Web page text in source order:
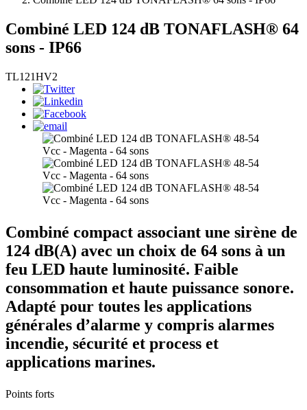
Combiné LED 124 dB TONAFLASH® 64
sons - IP66
TL121HV2
Combiné compact associant une sirène de
124 dB(A) avec un choix de 64 sons à un
feu LED haute luminosité. Faible
consommation et haute puissance sonore.
Adapté pour toutes les applications
générales d’alarme y compris alarmes
incendie, sécurité et process et
applications marines.
Points forts